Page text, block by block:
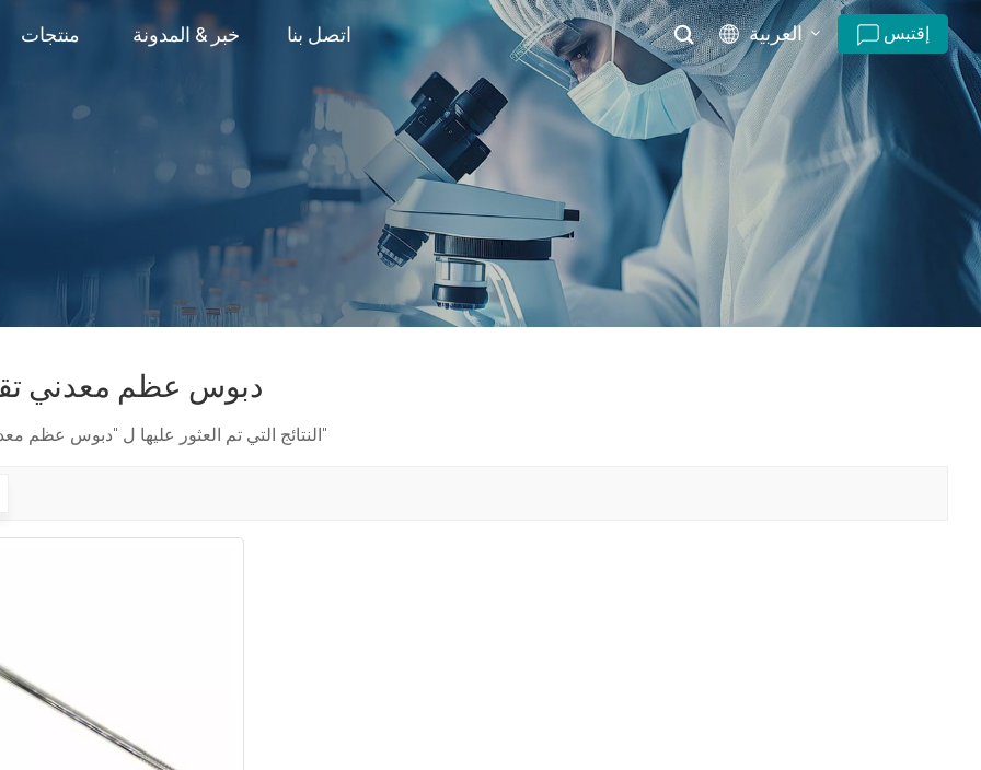
منتجات خبر & المدونة اتصل بنا العربية
English
русский
español
português
إقتبس
دبوس عظم معدني
1 النتائج التي تم العثور عليها ل "دبوس عظم معدني تقويمي"